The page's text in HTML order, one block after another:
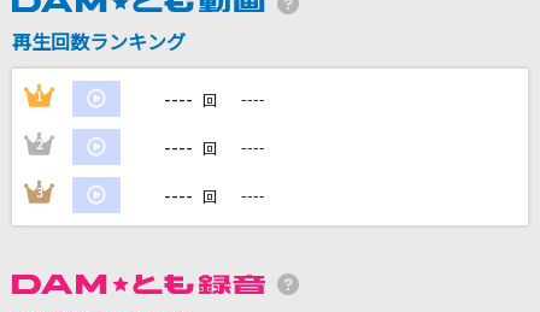
アイノカタチ feat.HIDE(GReeeeN)
Misia
DAMの新曲・ランキングなど
再生回数ランキング
1 ---- 回 ----
2 ---- 回 ----
3 ---- 回 ----